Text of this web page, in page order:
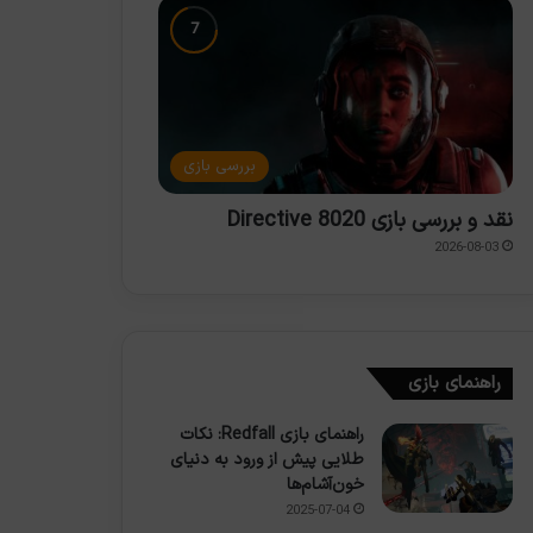
بررسی بازی
نقد و بررسی بازی Directive 8020
2026-08-03
راهنمای بازی
راهنمای بازی Redfall: نکات
طلایی پیش از ورود به دنیای
خون‌آشام‌ها
2025-07-04